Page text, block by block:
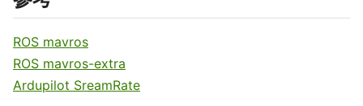
ROS mavros
ROS mavros-extra
Ardupilot SreamRate